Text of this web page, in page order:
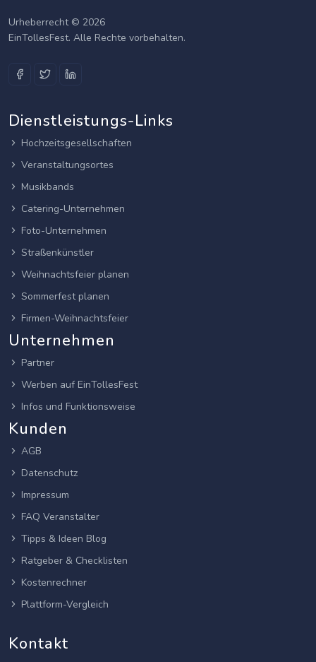
Urheberrecht © 2026
EinTollesFest. Alle Rechte vorbehalten.
Dienstleistungs-Links
Hochzeitsgesellschaften
Veranstaltungsortes
Musikbands
Catering-Unternehmen
Foto-Unternehmen
Straßenkünstler
Weihnachtsfeier planen
Sommerfest planen
Firmen-Weihnachtsfeier
Unternehmen
Partner
Werben auf EinTollesFest
Infos und Funktionsweise
Kunden
AGB
Datenschutz
Impressum
FAQ Veranstalter
Tipps & Ideen Blog
Ratgeber & Checklisten
Kostenrechner
Plattform-Vergleich
Kontakt